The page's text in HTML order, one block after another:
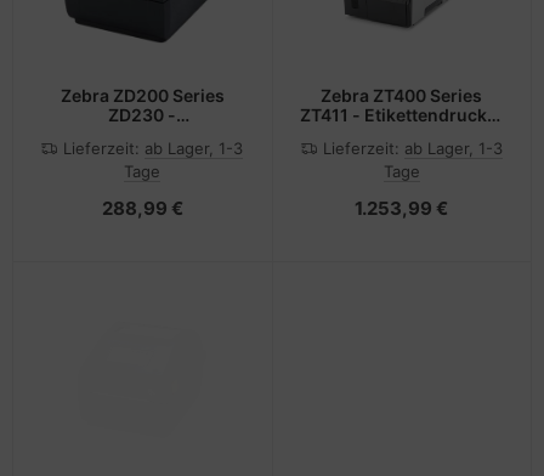
Zebra ZD200 Series
ZD230 -
Thermodirekt - Rolle
(11,2 cm)
Lieferzeit: ab Lager, 1-3
Tage
288,99 €
Zebra ZT400 Series
ZT411 - Etikettendrucker
Thermotransfer - Rolle
(11,4 cm)
Lieferzeit: ab Lager, 1-3
Tage
1.253,99 €